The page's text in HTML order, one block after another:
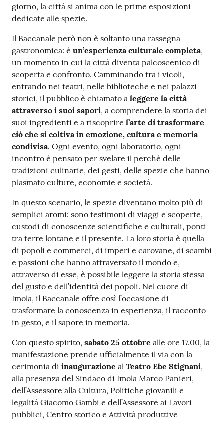
giorno, la città si anima con le prime esposizioni
dedicate alle spezie.
Il Baccanale però non è soltanto una rassegna
gastronomica: è un’esperienza culturale completa,
un momento in cui la città diventa palcoscenico di
scoperta e confronto. Camminando tra i vicoli,
entrando nei teatri, nelle biblioteche e nei palazzi
storici, il pubblico è chiamato a leggere la città
attraverso i suoi sapori, a comprendere la storia dei
suoi ingredienti e a riscoprire l’arte di trasformare
ciò che si coltiva in emozione, cultura e memoria
condivisa. Ogni evento, ogni laboratorio, ogni
incontro è pensato per svelare il perché delle
tradizioni culinarie, dei gesti, delle spezie che hanno
plasmato culture, economie e società.
In questo scenario, le spezie diventano molto più di
semplici aromi: sono testimoni di viaggi e scoperte,
custodi di conoscenze scientifiche e culturali, ponti
tra terre lontane e il presente. La loro storia è quella
di popoli e commerci, di imperi e carovane, di scambi
e passioni che hanno attraversato il mondo e,
attraverso di esse, è possibile leggere la storia stessa
del gusto e dell’identità dei popoli. Nel cuore di
Imola, il Baccanale offre così l’occasione di
trasformare la conoscenza in esperienza, il racconto
in gesto, e il sapore in memoria.
Con questo spirito, sabato 25 ottobre alle ore 17.00, la
manifestazione prende ufficialmente il via con la
cerimonia di inaugurazione al Teatro Ebe Stignani,
alla presenza del Sindaco di Imola Marco Panieri,
dell’Assessore alla Cultura, Politiche giovanili e
legalità Giacomo Gambi e dell’Assessore ai Lavori
pubblici, Centro storico e Attività produttive